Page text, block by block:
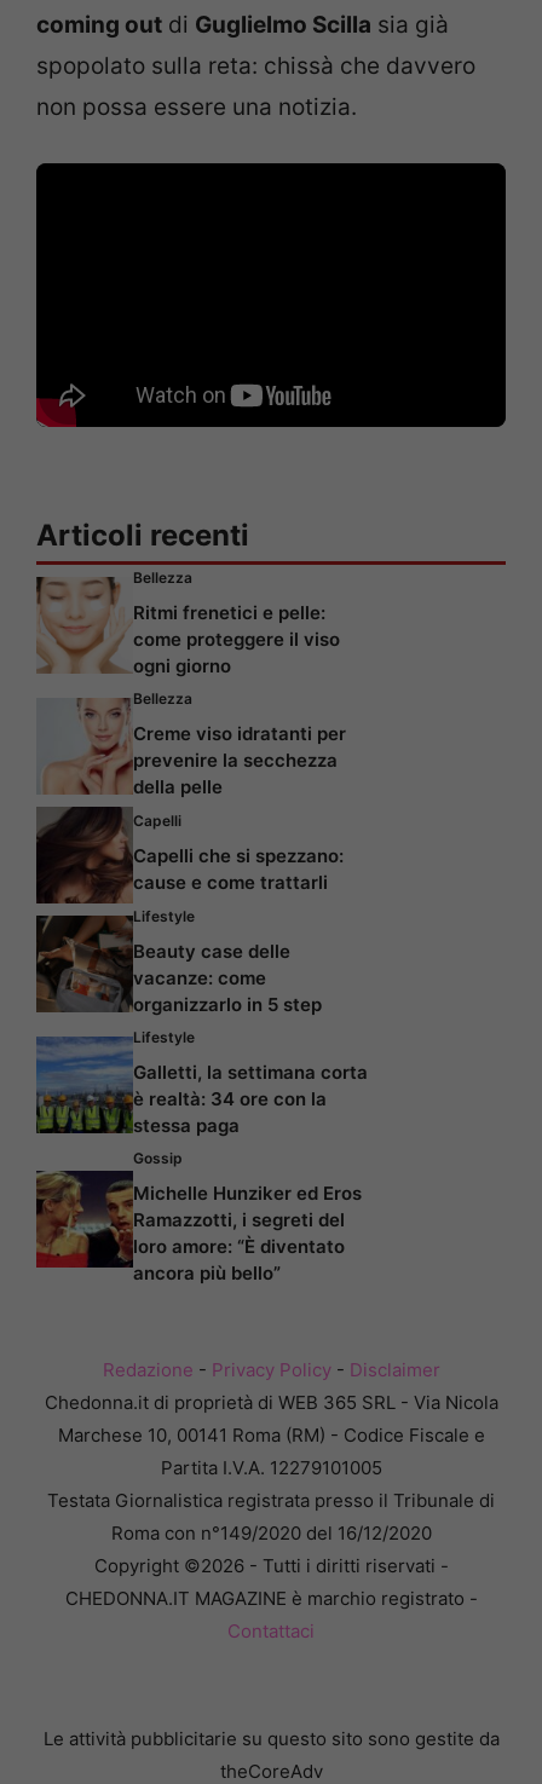
coming out di Guglielmo Scilla sia già
spopolato sulla reta: chissà che davvero
non possa essere una notizia.
Articoli recenti
Bellezza
Ritmi frenetici e pelle:
come proteggere il viso
ogni giorno
Bellezza
Creme viso idratanti per
prevenire la secchezza
della pelle
Capelli
Capelli che si spezzano:
cause e come trattarli
Lifestyle
Beauty case delle
vacanze: come
organizzarlo in 5 step
Lifestyle
Galletti, la settimana corta
è realtà: 34 ore con la
stessa paga
Gossip
Michelle Hunziker ed Eros
Ramazzotti, i segreti del
loro amore: “È diventato
ancora più bello”
Redazione - Privacy Policy- Disclaimer
Chedonna.it di proprietà di WEB 365 SRL - Via Nicola
Marchese 10, 00141 Roma (RM) - Codice Fiscale e
Partita I.V.A. 12279101005
Testata Giornalistica registrata presso il Tribunale di
Roma con n°149/2020 del 16/12/2020
Copyright ©2026 - Tutti i diritti riservati -
CHEDONNA.IT MAGAZINE è marchio registrato -
Contattaci
Le attività pubblicitarie su questo sito sono gestite da
theCoreAdv